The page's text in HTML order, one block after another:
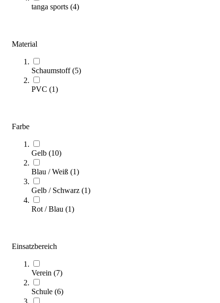
tanga sports (4)
Material
Schaumstoff(5)
PVC (1)
Farbe
Gelb (10)
Blau / Weiß (1)
Gelb / Schwarz (1)
Rot / Blau (1)
Einsatzbereich
Verein (7)
Schule (6)
Zum Produkt
Sofort lieferbar
tanga sports® PU Tennis-Softball
2,60 €
Zum Produkt
Sofort lieferbar